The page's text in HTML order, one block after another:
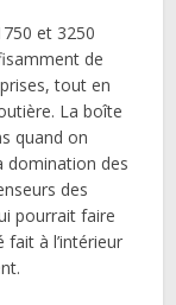
et 3250
de
tout en
La boîte
quand on
domination des
des
pourrait faire
fait à l’intérieur